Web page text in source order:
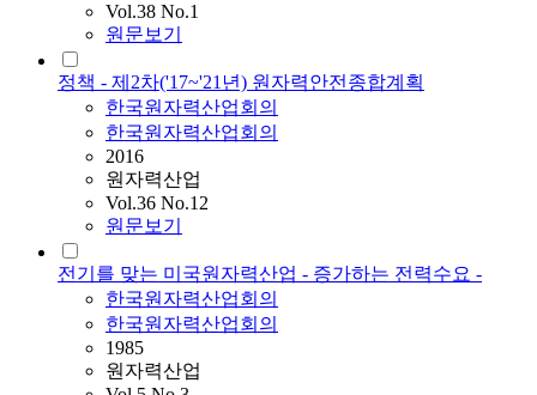
Vol.38 No.1
원문보기
정책 - 제2차('17~'21년) 원자력안전종합계획
한국원자력산업회의
한국원자력산업회의
2016
원자력산업
Vol.36 No.12
원문보기
전기를 맞는 미국원자력산업 - 증가하는 전력수요 -
한국원자력산업회의
한국원자력산업회의
1985
원자력산업